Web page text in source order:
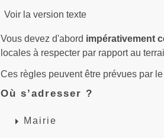
Voir la version texte
Vous devez d'abord impérativement
locales à respecter par rapport au
Ces règles peuvent être prévues par
Où s’adresser ?
arrow_right Mairie